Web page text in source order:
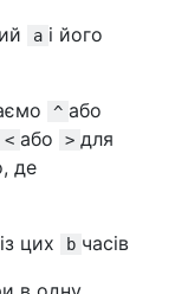
a і його
^ або
< або > для
де
цих b часів